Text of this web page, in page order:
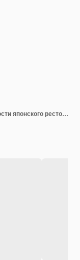
Плоский дизайн удостоверения личности японского ресторана